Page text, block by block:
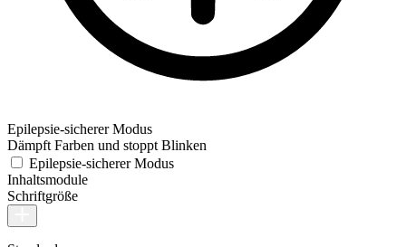
Epilepsie-sicherer Modus
Dämpft Farben und stoppt Blinken
Epilepsie-sicherer Modus
Inhaltsmodule
Schriftgröße